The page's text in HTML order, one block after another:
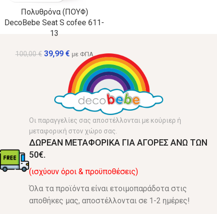
Πολυθρόνα (ΠΟΥΦ)
DecoBebe Seat S cofee 611-
13
100,00€ 39,99 € με ΦΠΑ
Οι παραγγελίες σας αποστέλλονται με κούριερ ή
μεταφορική στον χώρο σας.
ΔΩΡΕΑΝ ΜΕΤΑΦΟΡΙΚΑ ΓΙΑ ΑΓΟΡΕΣ ΑΝΩ ΤΩΝ
50€.
(ισχύουν όροι & προϋποθέσεις)
Όλα τα προϊόντα είναι ετοιμοπαράδοτα στις
αποθήκες μας, αποστέλλονται σε 1-2 ημέρες!